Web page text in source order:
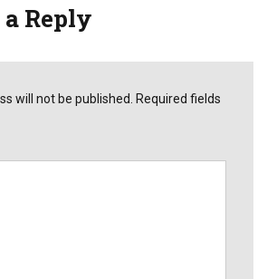
Reply
will not be published. Required fields